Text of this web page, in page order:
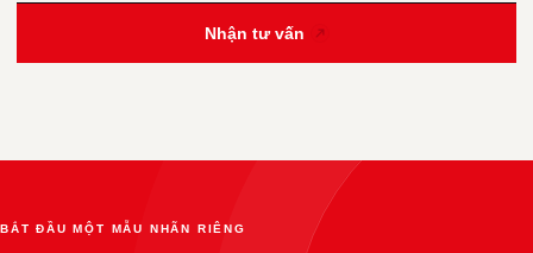
Nhận tư vấn
BẮT ĐẦU MỘT MẪU NHÃN RIÊNG